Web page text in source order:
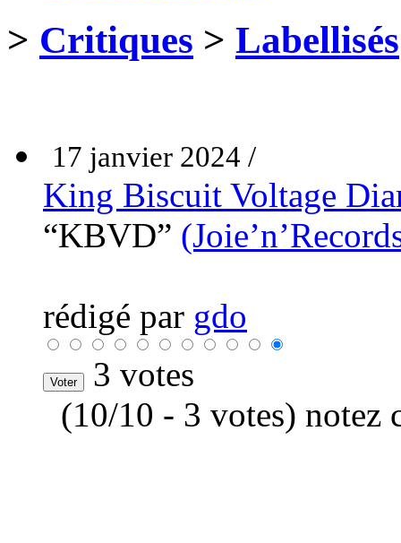
> Critiques > Labellisés
17 janvier 2024 /
King Biscuit Voltage
“KBVD”
rédigé par gdo
3 votes
(10/10 - 3 votes) notez